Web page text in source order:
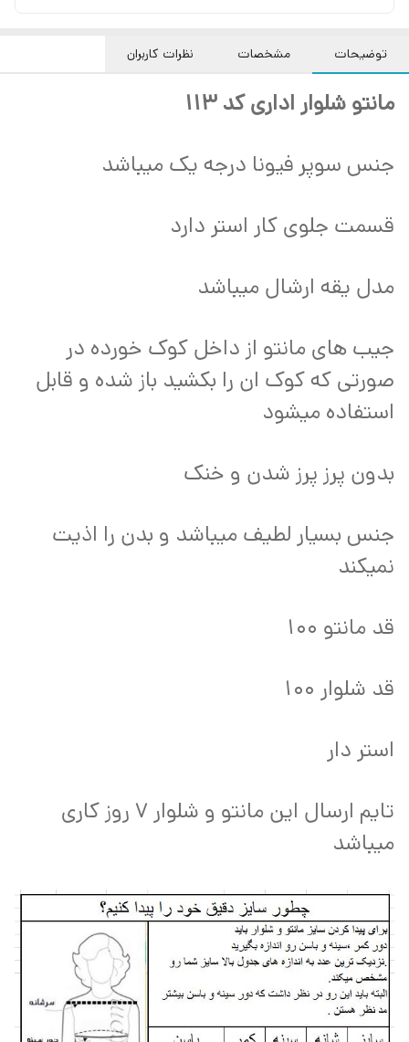
توضیحات مشخصات نظرات کاربران
مانتو شلوار اداری کد 113
جنس سوپر فیونا درجه یک میباشد
قسمت جلوی کار استر دارد
مدل یقه ارشال میباشد
جیب های مانتو از داخل کوک خورده در
صورتی که کوک ان را بکشید باز شده و قابل
استفاده میشود
بدون پرز پرز شدن و خنک
جنس بسیار لطیف میباشد و بدن را اذیت
نمیکند
قد مانتو 100
قد شلوار 100
استر دار
تایم ارسال این مانتو و شلوار ۷ روز کاری
میباشد